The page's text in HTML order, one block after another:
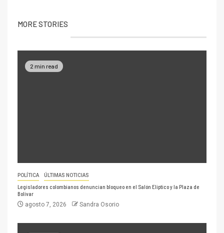
MORE STORIES
2 min read
POLÍTICA ÚLTIMAS NOTICIAS
Legisladores colombianos denuncian bloqueo en el Salón Elíptico y la Plaza de
Bolívar
agosto 7, 2026 Sandra Osorio